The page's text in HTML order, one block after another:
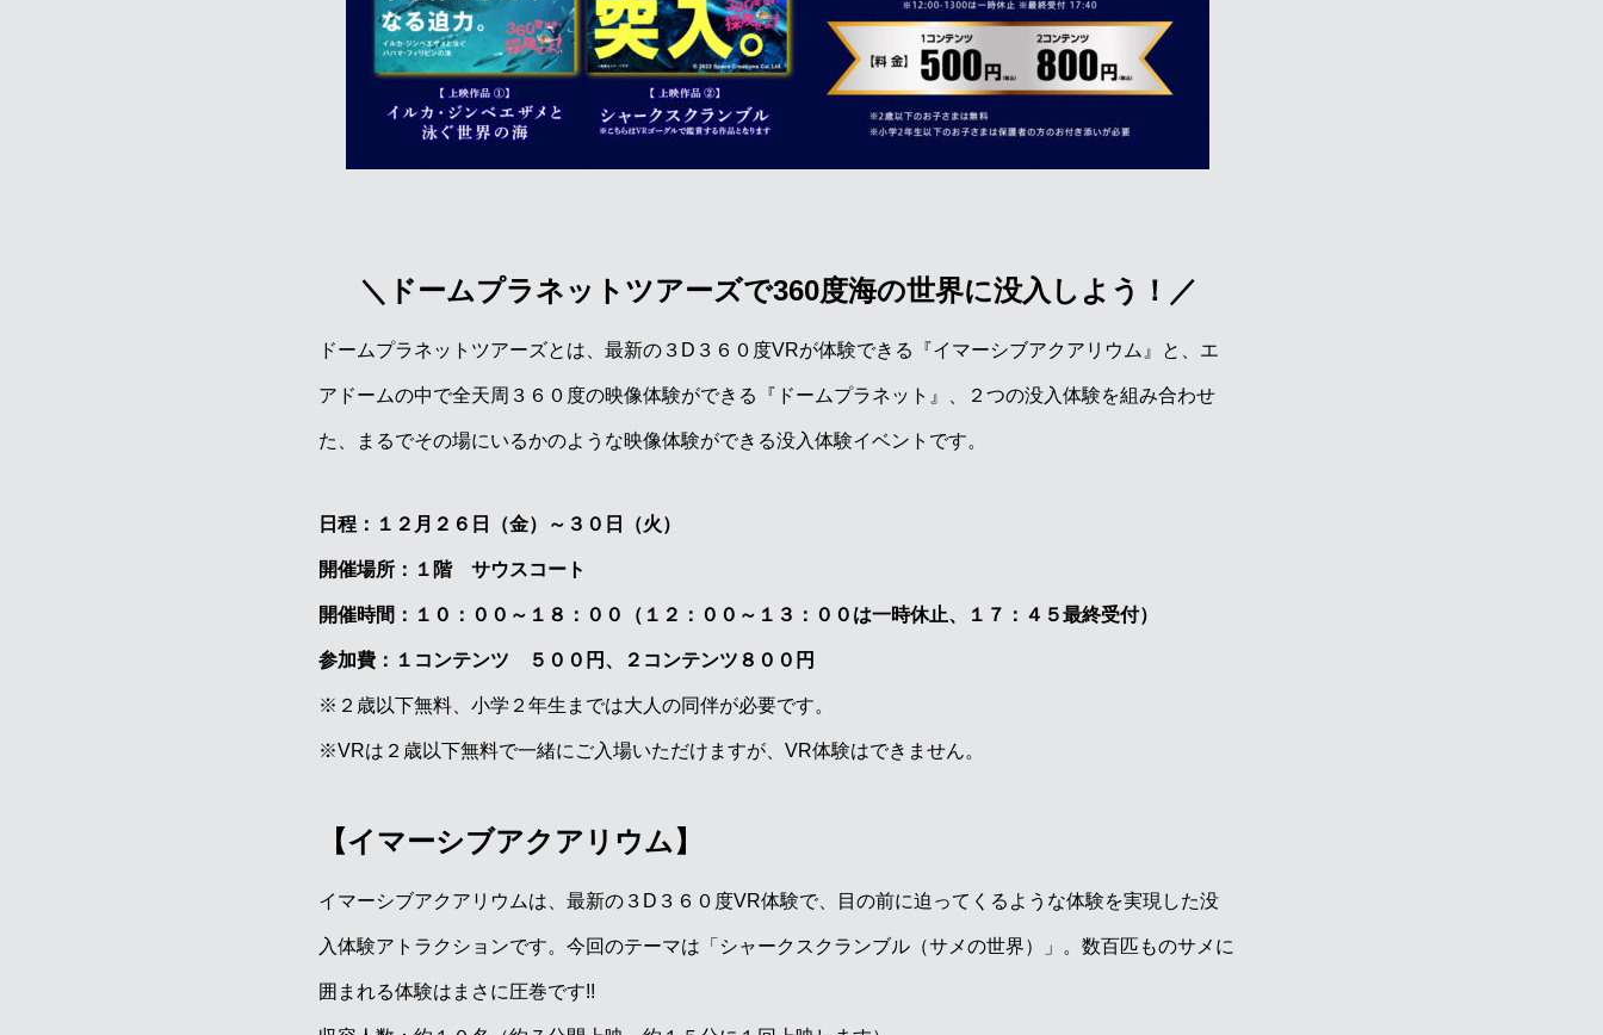
＼ドームプラネットツアーズで360度海の世界に没入しよう！／
ドームプラネットツアーズとは、最新の３D３６０度VRが体験できる『イマーシブアクアリウム』と、エ
アドームの中で全天周３６０度の映像体験ができる『ドームプラネット』、２つの没入体験を組み合わせ
た、まるでその場にいるかのような映像体験ができる没入体験イベントです。
日程：１２月２６日（金）～３０日（火）
開催場所：１階 サウスコート
開催時間：１０：００～１８：００（１２：００～１３：００は一時休止、１７：４５最終受付）
参加費：１コンテンツ ５００円、２コンテンツ８００円
※２歳以下無料、小学２年生までは大人の同伴が必要です。
※VRは２歳以下無料で一緒にご入場いただけますが、VR体験はできません。
【イマーシブアクアリウム】
イマーシブアクアリウムは、最新の３D３６０度VR体験で、目の前に迫ってくるような体験を実現した没
入体験アトラクションです。今回のテーマは「シャークスクランブル（サメの世界）」。数百匹ものサメに
囲まれる体験はまさに圧巻です!!